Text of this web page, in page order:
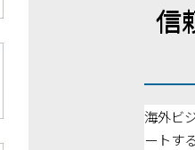
信
海外ビ
ートす